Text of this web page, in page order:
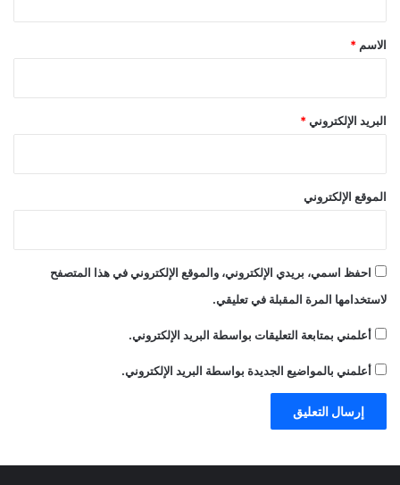
*
الاسم *
البريد الإلكتروني *
الموقع الإلكتروني
احفظ اسمي، بريدي الإلكتروني، والموقع الإلكتروني في هذا المتصفح
لاستخدامها المرة المقبلة في تعليقي.
أعلمني بمتابعة التعليقات بواسطة البريد الإلكتروني.
أعلمني بالمواضيع الجديدة بواسطة البريد الإلكتروني.